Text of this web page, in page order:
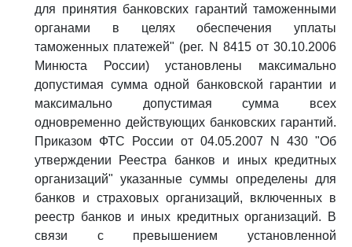
для принятия банковских гарантий таможенными
органами в целях обеспечения уплаты
таможенных платежей" (рег. N 8415 от 30.10.2006
Минюста России) установлены максимально
допустимая сумма одной банковской гарантии и
максимально допустимая сумма всех
одновременно действующих банковских гарантий.
Приказом ФТС России от 04.05.2007 N 430 "Об
утверждении Реестра банков и иных кредитных
организаций" указанные суммы определены для
банков и страховых организаций, включенных в
реестр банков и иных кредитных организаций. В
связи с превышением установленной